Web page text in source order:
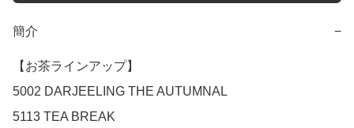
簡介 −
【お茶ラインアップ】
5002 DARJEELING THE AUTUMNAL
5113 TEA BREAK